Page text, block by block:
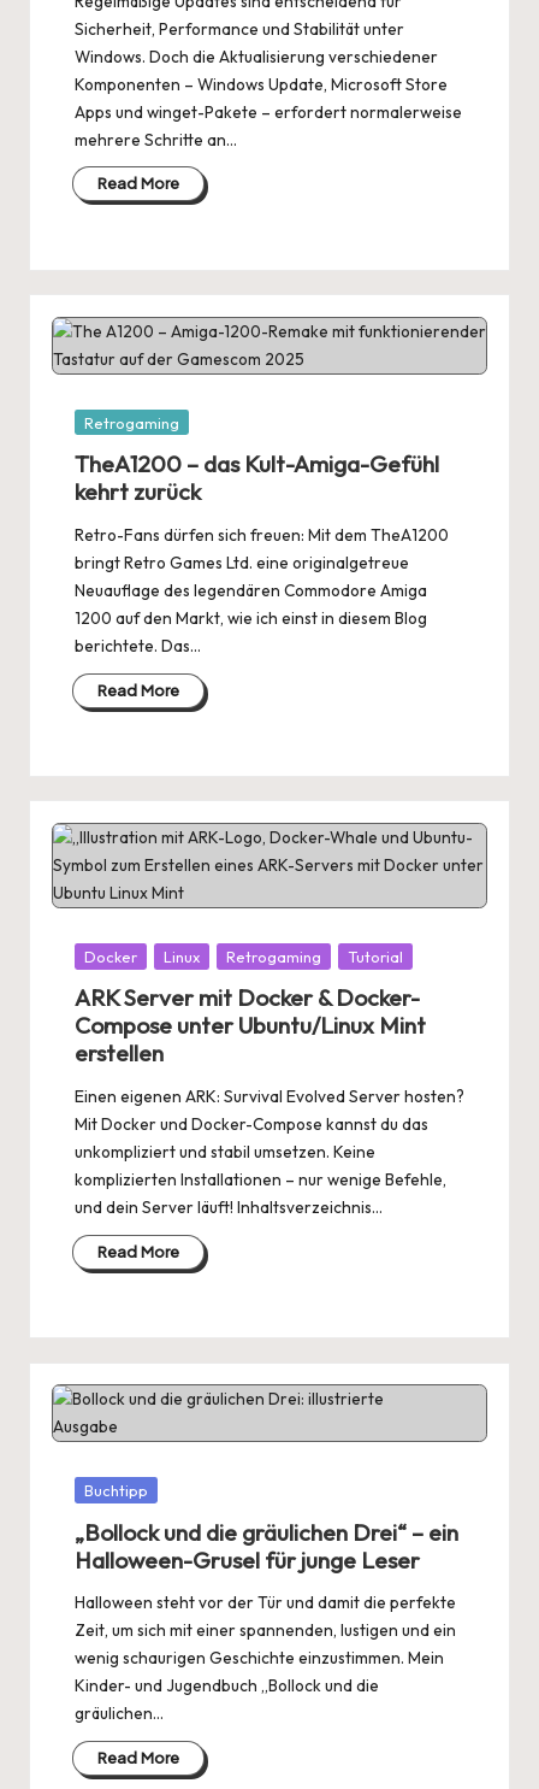
Sicherheit, Performance und Stabilität unter
Windows. Doch die Aktualisierung verschiedener
Komponenten – Windows Update, Microsoft Store
Apps und winget-Pakete – erfordert normalerweise
mehrere Schritte an…
Read More
Posted
Retrogaming
TheA1200 – das Kult-Amiga-Gefühl
kehrt zurück
Retro-Fans dürfen sich freuen: Mit dem TheA1200
bringt Retro Games Ltd. eine originalgetreue
Neuauflage des legendären Commodore Amiga
1200 auf den Markt, wie ich einst in diesem Blog
berichtete. Das…
Read More
Posted
Docker Linux Retrogaming Tutorial
ARK Server mit Docker & Docker-
Compose unter Ubuntu/Linux Mint
erstellen
Einen eigenen ARK: Survival Evolved Server hosten?
Mit Docker und Docker-Compose kannst du das
unkompliziert und stabil umsetzen. Keine
komplizierten Installationen – nur wenige Befehle,
und dein Server läuft! Inhaltsverzeichnis…
Read More
Posted
Buchtipp
„Bollock und die gräulichen Drei“ – ein
Halloween-Grusel für junge Leser
Halloween steht vor der Tür und damit die perfekte
Zeit, um sich mit einer spannenden, lustigen und ein
wenig schaurigen Geschichte einzustimmen. Mein
Kinder- und Jugendbuch „Bollock und die
gräulichen…
Read More